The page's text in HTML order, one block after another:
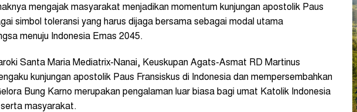
mengajak masyarakat menjadikan momentum kunjungan apostolik Paus
simbol toleransi yang harus dijaga bersama sebagai modal utama
menuju Indonesia Emas 2045.
Santa Maria Mediatrix-Nanai, Keuskupan Agats-Asmat RD Martinus
kunjungan apostolik Paus Fransiskus di Indonesia dan mempersembahkan
Bung Karno merupakan pengalaman luar biasa bagi umat Katolik Indonesia
masyarakat.